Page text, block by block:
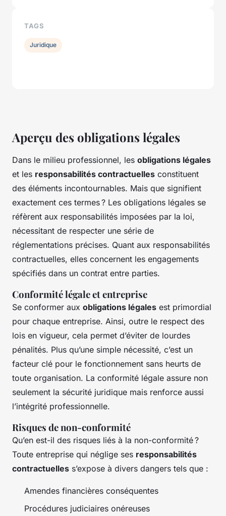
Aperçu des obligations légales
Dans le milieu professionnel, les obligations légales
et les responsabilités contractuelles constituent
des éléments incontournables. Mais que signifient
exactement ces termes ? Les obligations légales se
réfèrent aux responsabilités imposées par la loi,
nécessitant de respecter une série de
réglementations précises. Quant aux responsabilités
contractuelles, elles concernent les engagements
spécifiés dans un contrat entre parties.
Conformité légale et entreprise
Se conformer aux obligations légales est primordial
pour chaque entreprise. Ainsi, outre le respect des
lois en vigueur, cela permet d’éviter de lourdes
pénalités. Plus qu’une simple nécessité, c’est un
facteur clé pour le fonctionnement sans heurts de
toute organisation. La conformité légale assure non
seulement la sécurité juridique mais renforce aussi
l’intégrité professionnelle.
Risques de non-conformité
Qu’en est-il des risques liés à la non-conformité ?
Toute entreprise qui néglige ses responsabilités
contractuelles s’expose à divers dangers tels que :
Amendes financières conséquentes
Procédures judiciaires onéreuses
TAGS
Juridique